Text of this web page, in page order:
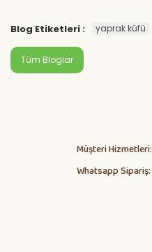
Blog Etiketleri : yaprak küfü
Tüm Bloglar
Müşteri Hizmetleri:
Whatsapp Sipariş: